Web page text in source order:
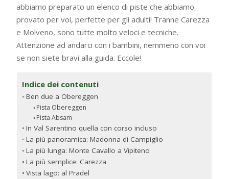
abbiamo preparato un elenco di piste che abbiamo
provato per voi, perfette per gli adulti! Tranne Carezza
e Molveno, sono tutte molto veloci e tecniche.
Attenzione ad andarci con i bambini, nemmeno con voi
se non siete bravi alla guida. Eccole!
Indice dei contenuti
Ben due a Obereggen
Pista Obereggen
Pista Absam
In Val Sarentino quella con corso incluso
La più panoramica: Madonna di Campiglio
La più lunga: Monte Cavallo a Vipiteno
La più semplice: Carezza
Vista lago: al Pradel